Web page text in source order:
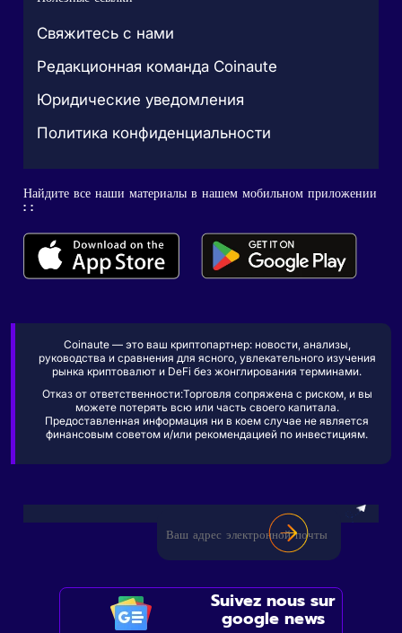
Свяжитесь с нами
Редакционная команда Coinaute
Юридические уведомления
Политика конфиденциальности
Найдите все наши материалы в нашем мобильном приложении
: :
Coinaute — это ваш криптопартнер: новости, анализы,
руководства и сравнения для ясного, увлекательного изучения
рынка криптовалют и DeFi без жонглирования терминами.
Отказ от ответственности:Торговля сопряжена с риском, и вы
можете потерять всю или часть своего капитала.
Предоставленная информация ни в коем случае не является
финансовым советом и/или рекомендацией по инвестициям.
Suivez nous sur
google news